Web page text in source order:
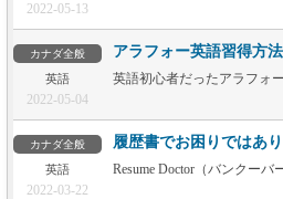
2022-05-13
カナダ全般
英語
2022-05-04
アラフォー英語習得方
英語初心者だったアラフォ
カナダ全般
英語
2022-03-22
履歴書でお困りではあ
Resume Doctor（バンクーバ